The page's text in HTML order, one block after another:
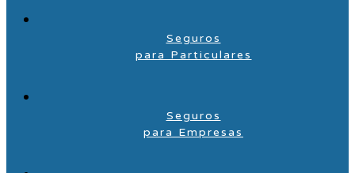
Seguros
para Particulares
Seguros
para Empresas